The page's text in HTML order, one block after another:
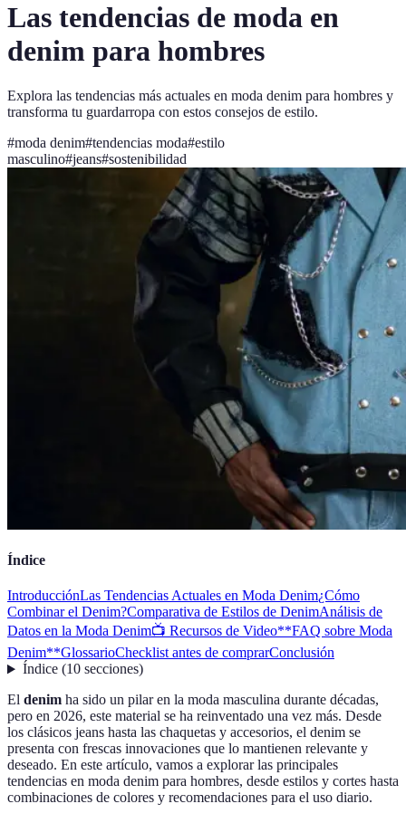
Las tendencias de moda en
denim para hombres
Explora las tendencias más actuales en moda denim para hombres y
transforma tu guardarropa con estos consejos de estilo.
#moda denim#tendencias moda#estilo
masculino#jeans#sostenibilidad
Índice
IntroducciónLas Tendencias Actuales en Moda Denim¿Cómo
Combinar el Denim?Comparativa de Estilos de DenimAnálisis de
Datos en la Moda Denim📺 Recursos de Video**FAQ sobre Moda
Denim**GlossarioChecklist antes de comprarConclusión
Índice(10 secciones)
El denim ha sido un pilar en la moda masculina durante décadas,
pero en 2026, este material se ha reinventado una vez más. Desde
los clásicos jeans hasta las chaquetas y accesorios, el denim se
presenta con frescas innovaciones que lo mantienen relevante y
deseado. En este artículo, vamos a explorar las principales
tendencias en moda denim para hombres, desde estilos y cortes hasta
combinaciones de colores y recomendaciones para el uso diario.